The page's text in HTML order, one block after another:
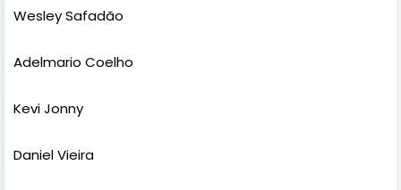
Wesley Safadão
Adelmario Coelho
Kevi Jonny
Daniel Vieira